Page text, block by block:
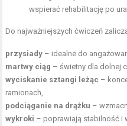
wspierać rehabilitację po
Do najważniejszych ćwiczeń
przysiady – idealne do
martwy ciąg – świetny dla dolnej
wyciskanie sztangi leżąc –
ramionach,
podciąganie na drążku –
wykroki – poprawiają stabilność i